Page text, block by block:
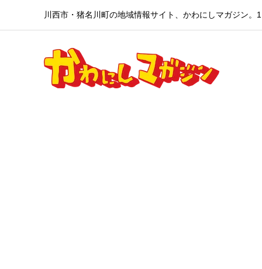
川西市・猪名川町の地域情報サイト、かわにしマガジン。1